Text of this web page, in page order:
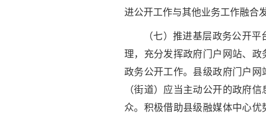
进公开工作与其他业务工作融合发
（七）推进基层政务公开
理，充分发挥政府门户网站、
政务公开工作。县级政府门户
（街道）应当主动公开的政府
众。积极借助县级融媒体中心